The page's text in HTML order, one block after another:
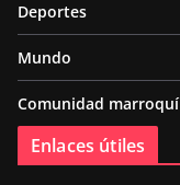
Deportes
Mundo
Comunidad marroquí
Enlaces útiles